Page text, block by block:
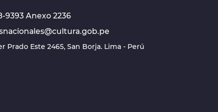
9393 Anexo 2236
Prado Este 2465, San Borja. Lima - Perú